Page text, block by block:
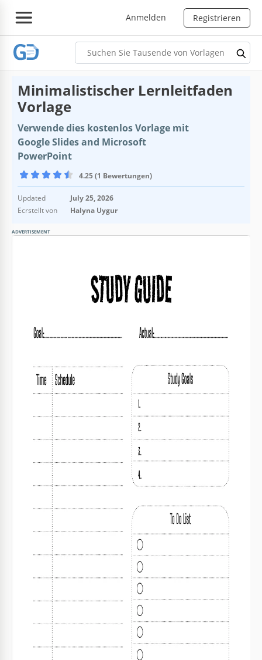
Anmelden Registrieren
Minimalistischer Lernleitfaden
Vorlage
Verwende dies kostenlos Vorlage mit
Google Slides and Microsoft
PowerPoint
4.25 (1 Bewertungen)
Updated
July 25, 2026
Ecrstellt von
Halyna Uygur
ADVERTISEMENT